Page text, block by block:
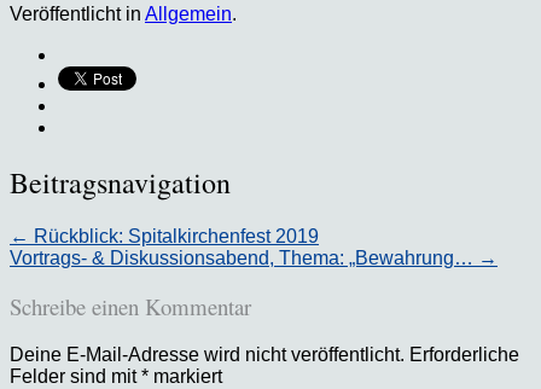
Veröffentlicht in Allgemein.
Beitragsnavigation
← Rückblick: Spitalkirchenfest 2019
Vortrags- & Diskussionsabend, Thema: „Bewahrung… →
Schreibe einen Kommentar
Deine E-Mail-Adresse wird nicht veröffentlicht. Erforderliche
Felder sind mit* markiert